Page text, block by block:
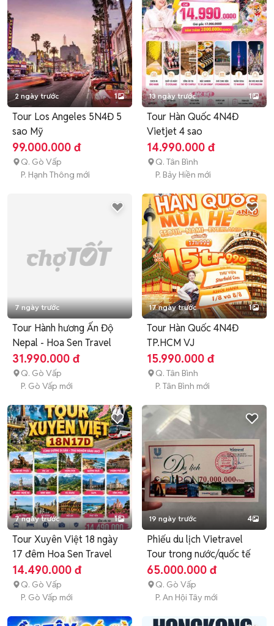
2 ngày trước 1
Tour Los Angeles 5N4Đ 5
sao Mỹ
99.000.000 đ
Q. Gò Vấp
P. Hạnh Thông mới
13 ngày trước 1
Tour Hàn Quốc 4N4Đ
Vietjet 4 sao
14.990.000 đ
Q. Tân Bình
P. Bảy Hiền mới
7 ngày trước
Tour Hành hương Ấn Độ
Nepal - Hoa Sen Travel
31.990.000 đ
Q. Gò Vấp
P. Gò Vấp mới
17 ngày trước 1
Tour Hàn Quốc 4N4Đ
TP.HCM VJ
15.990.000 đ
Q. Tân Bình
P. Tân Bình mới
7 ngày trước 1
Tour Xuyên Việt 18 ngày
17 đêm Hoa Sen Travel
14.490.000 đ
Q. Gò Vấp
P. Gò Vấp mới
19 ngày trước 4
Phiếu du lịch Vietravel
Tour trong nước/quốc tế
65.000.000 đ
Q. Gò Vấp
P. An Hội Tây mới